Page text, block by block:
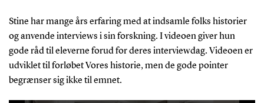
Stine har mange års erfaring med at indsamle folks historier
og anvende interviews i sin forskning. I videoen giver hun
gode råd til eleverne forud for deres interviewdag. Videoen er
udviklet til forløbet Vores historie, men de gode pointer
begrænser sig ikke til emnet.